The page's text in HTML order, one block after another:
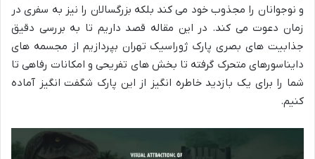
و نوجوانان را مجذوب خود می کند بلکه بزرگسالان را نیز به سفری در
زمان دعوت می کند. در این مقاله قصد داریم تا به بررسی دقیق
جذابیت های بصری پارک ژوراسیک تهران بپردازیم از مجسمه های
دایناسورهای متحرک گرفته تا بخش های تفریحی و امکانات رفاهی تا
شما را برای یک بازدید خاطره انگیز از این پارک شگفت انگیز آماده
کنیم.